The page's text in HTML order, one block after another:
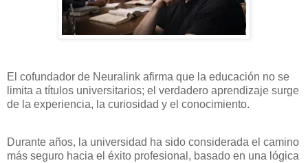
El cofundador de Neuralink afirma que la educación no se
limita a títulos universitarios; el verdadero aprendizaje surge
de la experiencia, la curiosidad y el conocimiento.
Durante años, la universidad ha sido considerada el camino
más seguro hacia el éxito profesional, basado en una lógica